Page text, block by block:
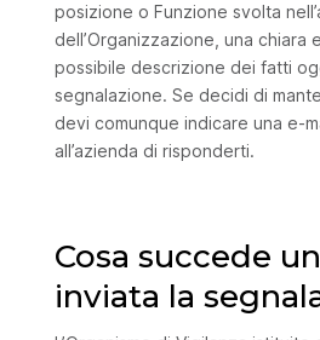
posizione o Funzione svolta
dell’Organizzazione, una chiara
possibile descrizione dei fatti
segnalazione. Se decidi di
devi comunque indicare una e-
all’azienda di risponderti.
Cosa succede
inviata la